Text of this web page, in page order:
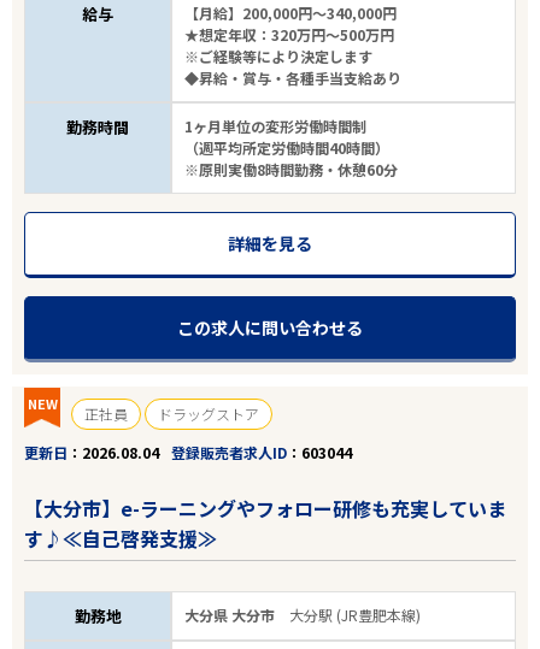
給与
【月給】200,000円～340,000円
★想定年収：320万円～500万円
※ご経験等により決定します
◆昇給・賞与・各種手当支給あり
勤務時間
1ヶ月単位の変形労働時間制
（週平均所定労働時間40時間）
※原則実働8時間勤務・休憩60分
詳細を見る
この求人に問い合わせる
NEW 正社員
ドラッグストア
更新日
2026.08.04 登録販売者求人ID 603044
【大分市】e-ラーニングやフォロー研修も充実していま
す♪≪自己啓発支援≫
勤務地 大分県 大分市 大分駅 (JR豊肥本線)